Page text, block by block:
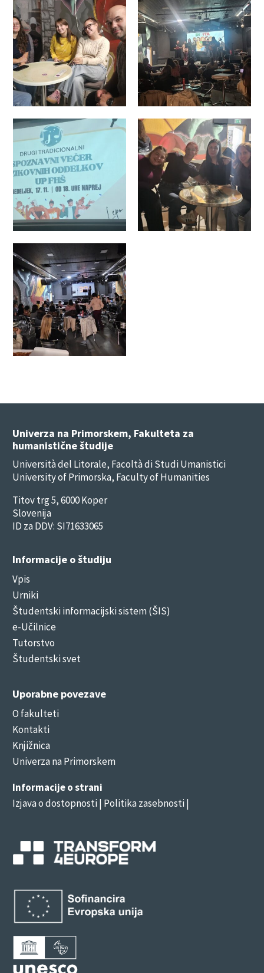
Univerza na Primorskem, Fakulteta za
humanistične študije
Università del Litorale, Facoltà di Studi Umanistici
University of Primorska, Faculty of Humanities
Titov trg 5, 6000 Koper
Slovenija
ID za DDV: SI71633065
Informacije o študiju
Vpis
Urniki
Študentski informacijski sistem (ŠIS)
e-Učilnice
Tutorstvo
Študentski svet
Uporabne povezave
O fakulteti
Kontakti
Knjižnica
Univerza na Primorskem
Informacije o strani
Izjava o dostopnosti| Politika zasebnosti |